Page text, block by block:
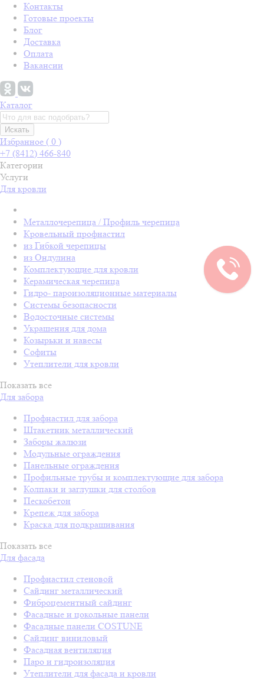
Контакты
Готовые проекты
Блог
Доставка
Оплата
Вакансии
Каталог
Искать
Избранное ( 0 )
+7 (8412) 466-840
Категории
Услуги
Для кровли
Металлочерепица / Профиль черепица
Кровельный профнастил
из Гибкой черепицы
из Ондулина
Комплектующие для кровли
Керамическая черепица
Гидро- пароизоляционные материалы
Системы безопасности
Водосточные системы
Украшения для дома
Козырьки и навесы
Софиты
Утеплители для кровли
Показать все
Для забора
Профнастил для забора
Штакетник металлический
Заборы жалюзи
Модульные ограждения
Панельные ограждения
Профильные трубы и комплектующие для забора
Колпаки и заглушки для столбов
Пескобетон
Крепеж для забора
Краска для подкрашивания
Показать все
Для фасада
Профнастил стеновой
Сайдинг металлический
Фиброцементный сайдинг
Фасадные и цокольные панели
Фасадные панели COSTUNE
Сайдинг виниловый
Фасадная вентиляция
Паро и гидроизоляция
Утеплители для фасада и кровли